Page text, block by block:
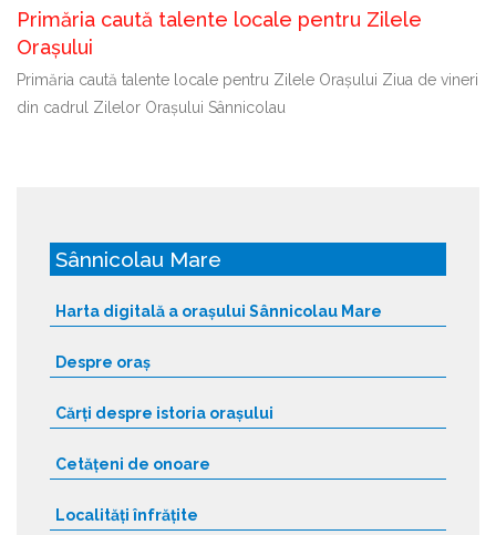
Primăria caută talente locale pentru Zilele
Orașului
Primăria caută talente locale pentru Zilele Orașului Ziua de vineri
din cadrul Zilelor Orașului Sânnicolau
Sânnicolau Mare
Harta digitală a orașului Sânnicolau Mare
Despre oraș
Cărți despre istoria orașului
Cetățeni de onoare
Localități înfrățite